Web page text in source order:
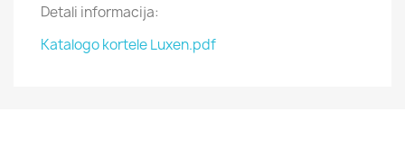
Detali informacija:
Katalogo kortele Luxen.pdf